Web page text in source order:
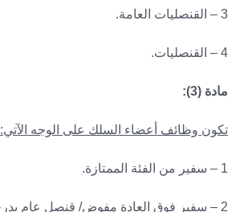
3 – القنصليات العامة.
4 – القنصليات.
مادة (3):
تكون وظائف أعضاء السلك على الوجه الآتي:
1 – سفير من الفئة الممتازة.
2 – سفير فوق العادة مفوض/ قنصل عام بدرجة سفير.